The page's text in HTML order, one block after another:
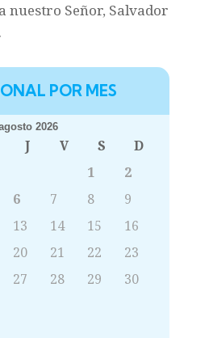
nuestro Señor, Salvador
POR MES
2026
J V S
D
1
2
6 7 8
9
13 14 15
16
20 21 22
23
27 28 29
30